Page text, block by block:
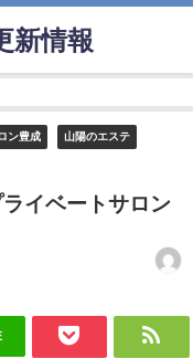
新情報
ン豊成 山陽のエステ
イベートサロン